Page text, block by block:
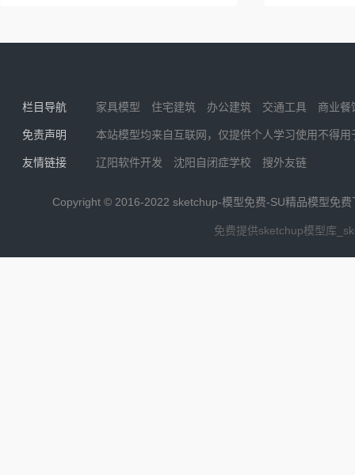
栏目导航 家具模型 住宅建筑 办公建筑 交通工具 商业餐
免责声明 本站模型均来自互联网，仅提供个人学习使用不得
友情链接 辽阳软件开发 沈阳自闭症学校 搜外友链
Copyright © 2016-2022 sketchup-模型免费-SU精品模型免
免费提供sketchup模型库